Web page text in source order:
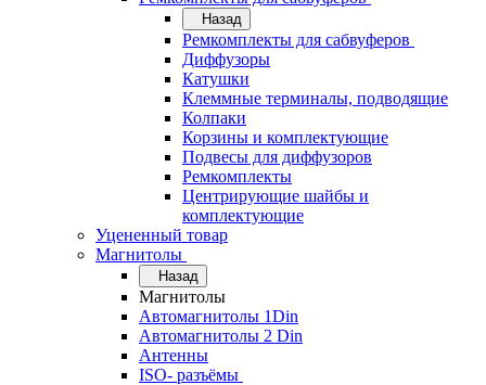
Назад
Ремкомплекты для сабвуферов
Диффузоры
Катушки
Клеммные терминалы, подводящие
Колпаки
Корзины и комплектующие
Подвесы для диффузоров
Ремкомплекты
Центрирующие шайбы и
комплектующие
Уцененный товар
Магнитолы
Назад
Магнитолы
Автомагнитолы 1Din
Автомагнитолы 2 Din
Антенны
ISO- разъёмы